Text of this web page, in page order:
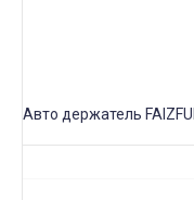
Авто держатель